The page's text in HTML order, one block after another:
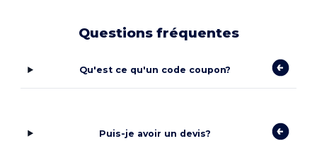
Questions fréquentes
Qu'est ce qu'un code coupon?
Puis-je avoir un devis?